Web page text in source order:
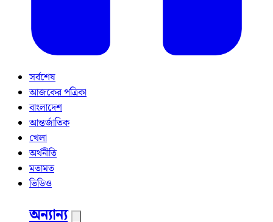
সর্বশেষ
আজকের পত্রিকা
বাংলাদেশ
আন্তর্জাতিক
খেলা
অর্থনীতি
মতামত
ভিডিও
অন্যান্য